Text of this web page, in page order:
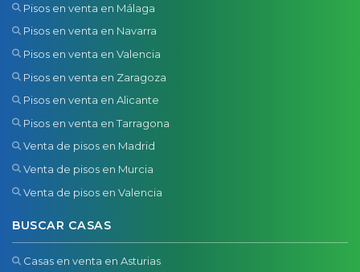
Pisos en venta en Málaga
Pisos en venta en Navarra
Pisos en venta en Valencia
Pisos en venta en Zaragoza
Pisos en venta en Alicante
Pisos en venta en Tarragona
Venta de pisos en Madrid
Venta de pisos en Murcia
Venta de pisos en Valencia
BUSCAR CASAS
Casas en venta en Asturias